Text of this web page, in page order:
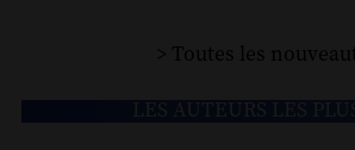
> Toutes les